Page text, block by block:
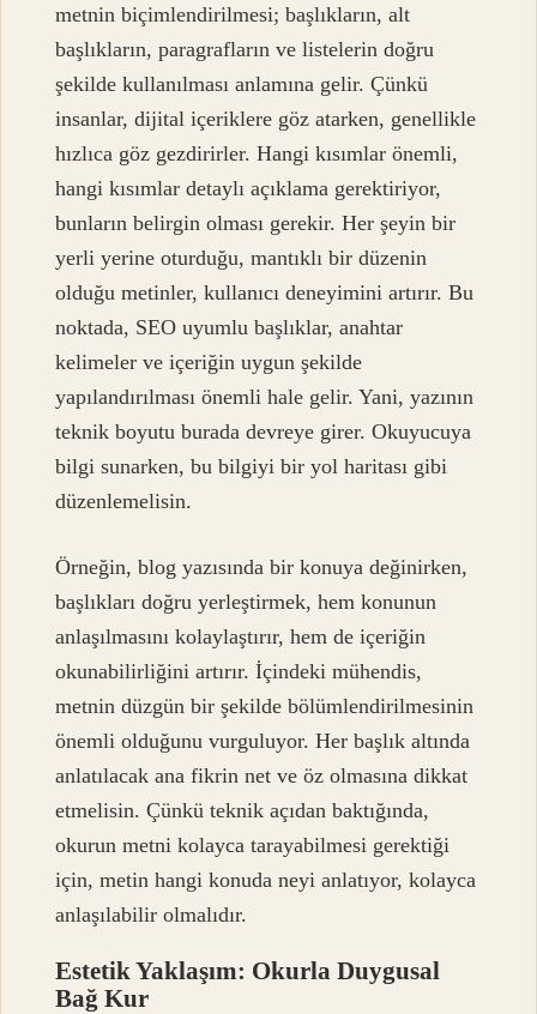
metnin biçimlendirilmesi; başlıkların, alt
başlıkların, paragrafların ve listelerin doğru
şekilde kullanılması anlamına gelir. Çünkü
insanlar, dijital içeriklere göz atarken, genellikle
hızlıca göz gezdirirler. Hangi kısımlar önemli,
hangi kısımlar detaylı açıklama gerektiriyor,
bunların belirgin olması gerekir. Her şeyin bir
yerli yerine oturduğu, mantıklı bir düzenin
olduğu metinler, kullanıcı deneyimini artırır. Bu
noktada, SEO uyumlu başlıklar, anahtar
kelimeler ve içeriğin uygun şekilde
yapılandırılması önemli hale gelir. Yani, yazının
teknik boyutu burada devreye girer. Okuyucuya
bilgi sunarken, bu bilgiyi bir yol haritası gibi
düzenlemelisin.
Örneğin, blog yazısında bir konuya değinirken,
başlıkları doğru yerleştirmek, hem konunun
anlaşılmasını kolaylaştırır, hem de içeriğin
okunabilirliğini artırır. İçindeki mühendis,
metnin düzgün bir şekilde bölümlendirilmesinin
önemli olduğunu vurguluyor. Her başlık altında
anlatılacak ana fikrin net ve öz olmasına dikkat
etmelisin. Çünkü teknik açıdan baktığında,
okurun metni kolayca tarayabilmesi gerektiği
için, metin hangi konuda neyi anlatıyor, kolayca
anlaşılabilir olmalıdır.
Estetik Yaklaşım: Okurla Duygusal
Bağ Kur